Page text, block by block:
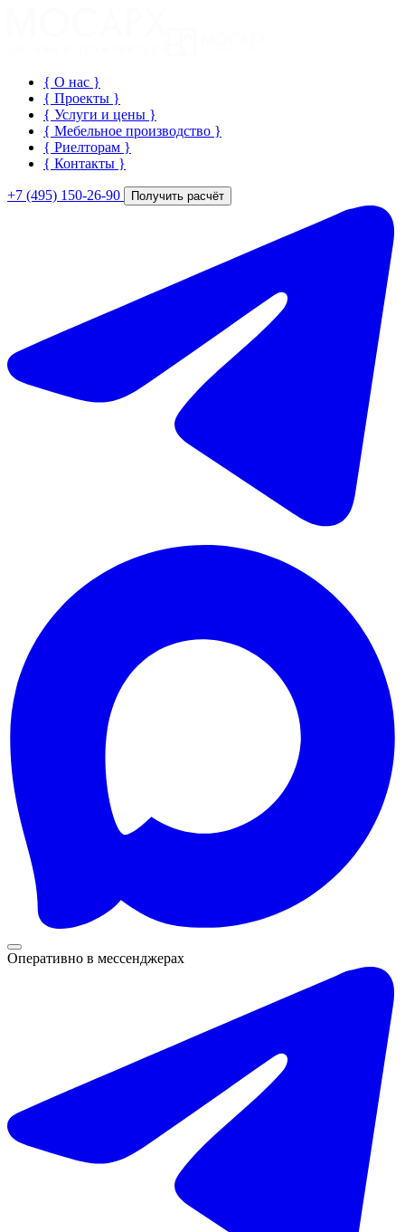
{ О нас }
{ Проекты }
{ Услуги и цены }
{ Мебельное производство }
{ Риелторам }
{ Контакты }
+7 (495) 150-26-90 Получить расчёт
Оперативно в мессенджерах